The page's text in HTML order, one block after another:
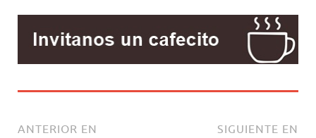
ANTERIOR EN
SIGUIENTE EN